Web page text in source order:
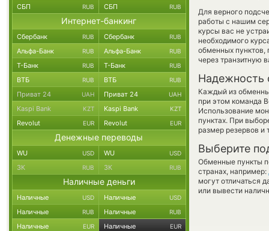
Для верного
работы с нашим
курсы вас не
необходимого
обменных
через транзитную
Надежность
Каждый из
при этом команда
Использование
пунктах. При
размер резервов и
Выберите
Обменные пункты
странах, например:
могут отличаться
или вывести
СБП RUB СБП RUB
Интернет-банкинг
Сбербанк RUB Сбербанк RUB
Альфа-Банк RUB Альфа-Банк RUB
Т-Банк RUB Т-Банк RUB
ВТБ RUB ВТБ RUB
Приват 24 UAH Приват 24 UAH
Kaspi Bank KZT Kaspi Bank KZT
Revolut EUR Revolut EUR
Денежные переводы
WU USD WU USD
ЗК RUB ЗК RUB
Наличные деньги
Наличные USD Наличные USD
Наличные RUB Наличные RUB
Наличные EUR Наличные EUR